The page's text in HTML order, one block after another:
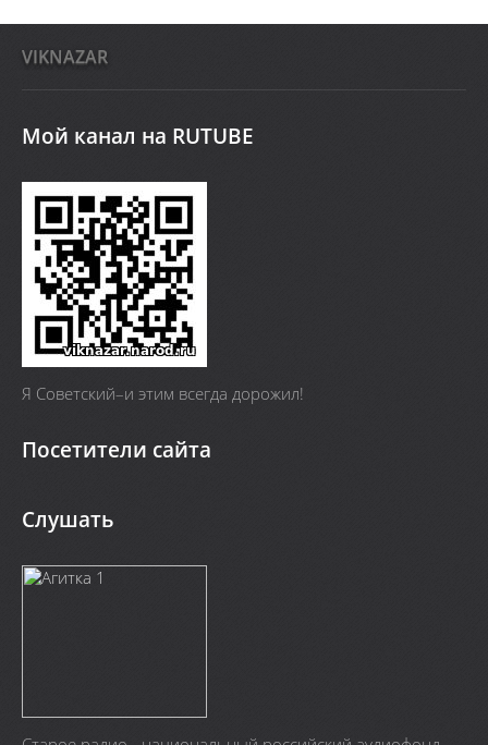
VIKNAZAR
Мой канал на RUTUBE
Я Cоветский–и этим всегда дорожил!
Посетители сайта
Слушать